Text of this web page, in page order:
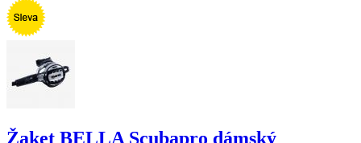
Žaket BELLA Scubapro dámský